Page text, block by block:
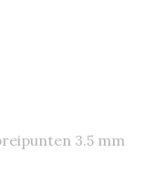
3.5 mm